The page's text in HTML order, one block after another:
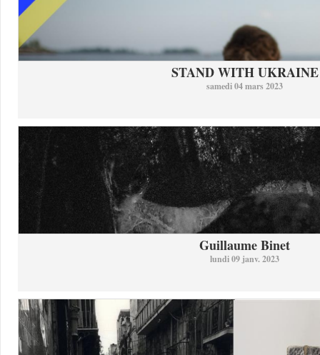
STAND WITH UKRAINE
samedi 04 mars 2023
Guillaume Binet
lundi 09 janv. 2023